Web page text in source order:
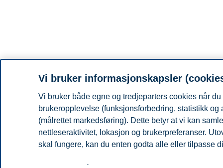
Vi bruker informasjonskapsler
Vi bruker både egne og tredjeparters cookies når
brukeropplevelse (funksjonsforbedring, statistikk
(målrettet markedsføring). Dette betyr at vi kan
nettleseraktivitet, lokasjon og brukerpreferanser.
skal fungere, kan du enten godta alle eller tilpasse